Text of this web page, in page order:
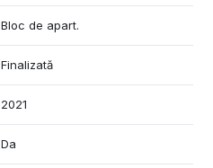
Bloc de apart.
Finalizată
2021
Da